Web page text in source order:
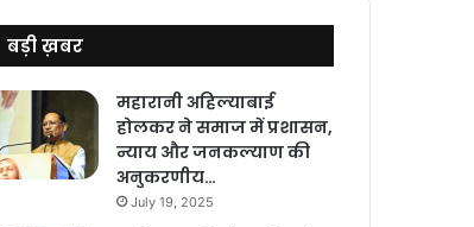
बड़ी ख़बर
महारानी अहिल्याबाई
होलकर ने समाज में प्रशासन,
न्याय और जनकल्याण की
अनुकरणीय…
July 19, 2025